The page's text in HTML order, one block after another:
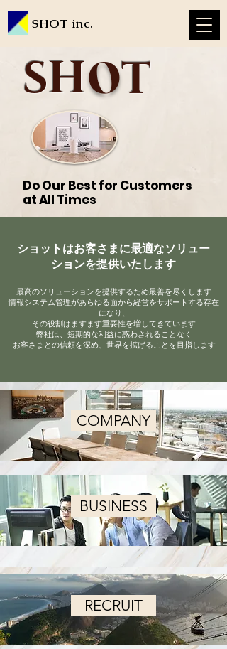
SHOT inc.
SHOT
Do Our Best for Customers
at All Times
ショットはお客さまに最適なソリュー
ションを提供いたします
最高のソリューションを提供するため最善を尽くします
情報システム管理があらゆる面から経営をサポートする存在
になり、
その役割はますます重要性を増してきています
弊社は、短期的な利益に惑わされることなく
お客さまとの信頼を深め、世界を拡げることを目指します
COMPANY
BUSINESS
RECRUIT